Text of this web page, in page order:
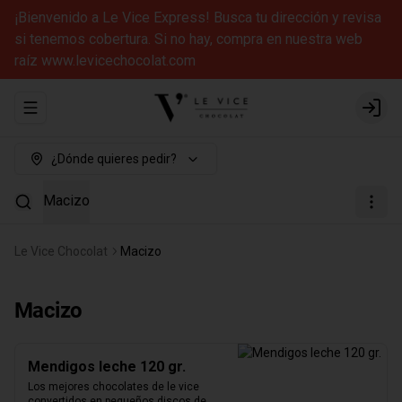
¡Bienvenido a Le Vice Express! Busca tu dirección y revisa
si tenemos cobertura. Si no hay, compra en nuestra web
raíz www.levicechocolat.com
Abrir menu de navegación Login
¿Dónde quieres pedir?
Macizo
Le Vice Chocolat Macizo
Macizo
Mendigos leche 120 gr.
Los mejores chocolates de le vice